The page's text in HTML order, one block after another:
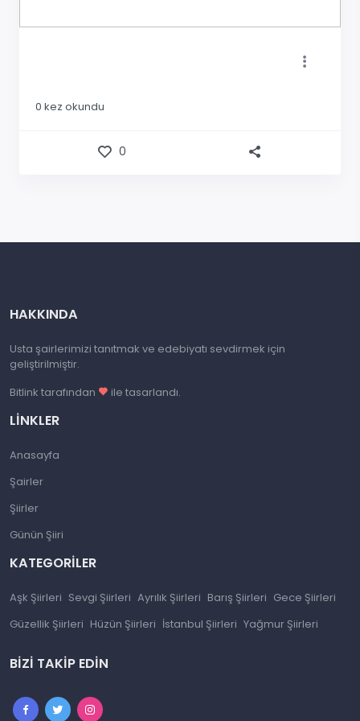
0 kez okundu
0
HAKKINDA
Usta şairlerimizi tanıtmak ve edebiyatı sevdirmek için
geliştirilmiştir.
Bitlink tarafından
ile tasarlandı.
LINKLER
Anasayfa
Şairler
Şiirler
Günün Şiiri
KATEGORILER
Aşk Şiirleri Sevgi Şiirleri Ayrılık Şiirleri Barış Şiirleri Gece Şiirleri
Güzellik Şiirleri Hüzün Şiirleri İstanbul Şiirleri Yağmur Şiirleri
BIZI TAKIP EDIN